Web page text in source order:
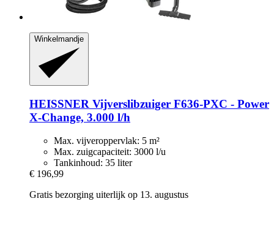
Winkelmandje
HEISSNER Vijverslibzuiger F636-​PXC -​ Power
X-​Change, 3.000 l/h
Max. vijveroppervlak: 5 m²
Max. zuigcapaciteit: 3000 l/u
Tankinhoud: 35 liter
€ 196,99
Gratis bezorging uiterlijk op 13. augustus